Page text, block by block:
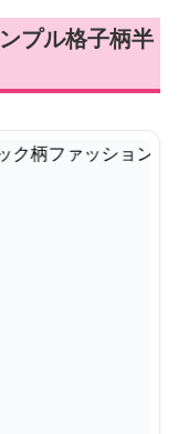
プル格子柄半